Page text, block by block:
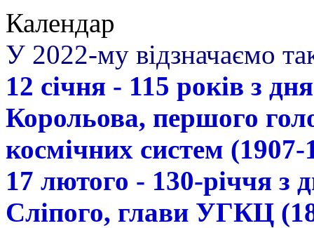
Календар
У 2022-му відзначаємо
12 січня - 115 років з
Корольова, першого
космічних систем (1907-
17 лютого - 130-річчя з
Сліпого, глави УГКЦ